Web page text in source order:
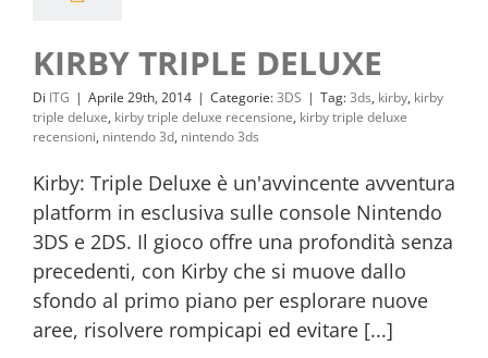
KIRBY TRIPLE DELUXE
Di ITG | Aprile 29th, 2014 | Categorie:3DS | Tag:3ds, kirby, kirby
triple deluxe, kirby triple deluxe recensione, kirby triple deluxe
recensioni, nintendo 3d, nintendo 3ds
Kirby: Triple Deluxe è un'avvincente avventura
platform in esclusiva sulle console Nintendo
3DS e 2DS. Il gioco offre una profondità senza
precedenti, con Kirby che si muove dallo
sfondo al primo piano per esplorare nuove
aree, risolvere rompicapi ed evitare [...]